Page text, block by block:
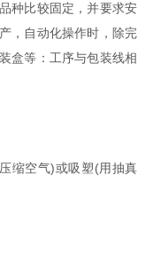
比较固定，并要求安
，自动化操作时，除完
盒等：工序与包装线相
缩空气)或吸塑(用抽真